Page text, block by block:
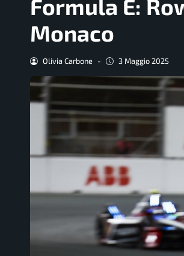
Formula E:
Monaco
Olivia Carbone - 3 Maggio 2025